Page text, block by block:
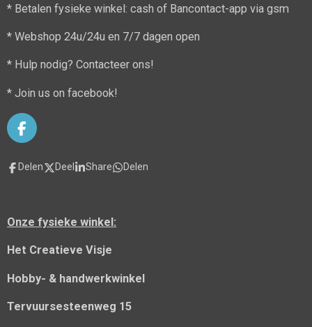
* Betalen fysieke winkel: cash of Bancontact-app via gsm
* Webshop 24u/24u en 7/7 dagen open
* Hulp nodig? Contacteer ons!
* Join us on facebook!
F
a
c
e
k
Delen Deel Share Delen
Onze fysieke winkel:
Het Creatieve Visje
Hobby- & handwerkwinkel
Tervuursesteenweg 15